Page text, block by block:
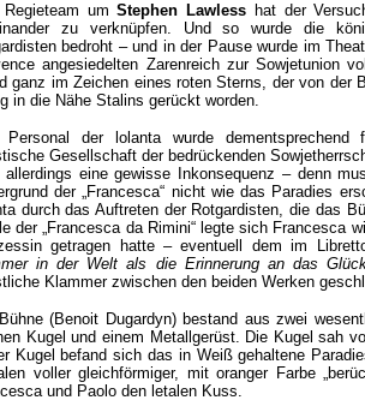
Regieteam umStephen Lawless hat der
zu verknüpfen. Und so wurde die
bedroht – und in der Pause wurde im
angesiedelten Zarenreich zur Sowjetunion
ganz im Zeichen eines roten Sterns, der von der
in die Nähe Stalins gerückt worden.
Personal der lolanta wurde dementsprechend
Gesellschaft der bedrückenden
allerdings eine gewisse Inkonsequenz – denn
der „Francesca“ nicht wie das Paradies
durch das Auftreten der Rotgardisten, die das
der „Francesca da Rimini“ legte sich Francesca
getragen hatte – eventuell dem im
in der Welt als die Erinnerung an das
Klammer zwischen den beiden Werken
(Benoit Dugardyn) bestand aus zwei
Kugel und einem Metallgerüst. Die Kugel sah
Kugel befand sich das in Weiß gehaltene
voller gleichförmiger, mit oranger Farbe
und Paolo den letalen Kuss.